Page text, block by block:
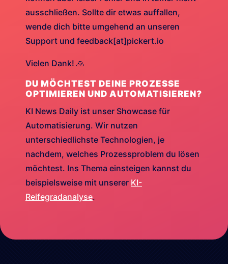
ausschließen. Sollte dir etwas auffallen,
wende dich bitte umgehend an unseren
Support und feedback[at]pickert.io
Vielen Dank! 🙏
DU MÖCHTEST DEINE PROZESSE
OPTIMIEREN UND AUTOMATISIEREN?
KI News Daily ist unser Showcase für
Automatisierung. Wir nutzen
unterschiedlichste Technologien, je
nachdem, welches Prozessproblem du lösen
möchtest. Ins Thema einsteigen kannst du
beispielsweise mit unserer KI-
Reifegradanalyse.